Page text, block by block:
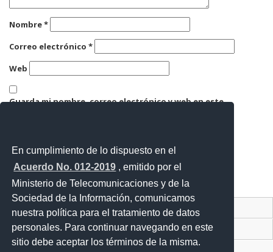
En cumplimiento de lo dispuesto en el
Acuerdo No. 012-2019 , emitido por el
Ministerio de Telecomunicaciones y de la
Sociedad de la Información, comunicamos
nuestra política para el tratamiento de datos
personales. Para continuar navegando en este
sitio debe aceptar los términos de la misma.
Nombre*
Correo electrónico *
Web
Guarda mi nombre, correo electrónico y web en este
Contacto Ciudadano Digital
Portal Trámites Ciudadanos